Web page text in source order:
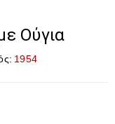
Ούγια
1954